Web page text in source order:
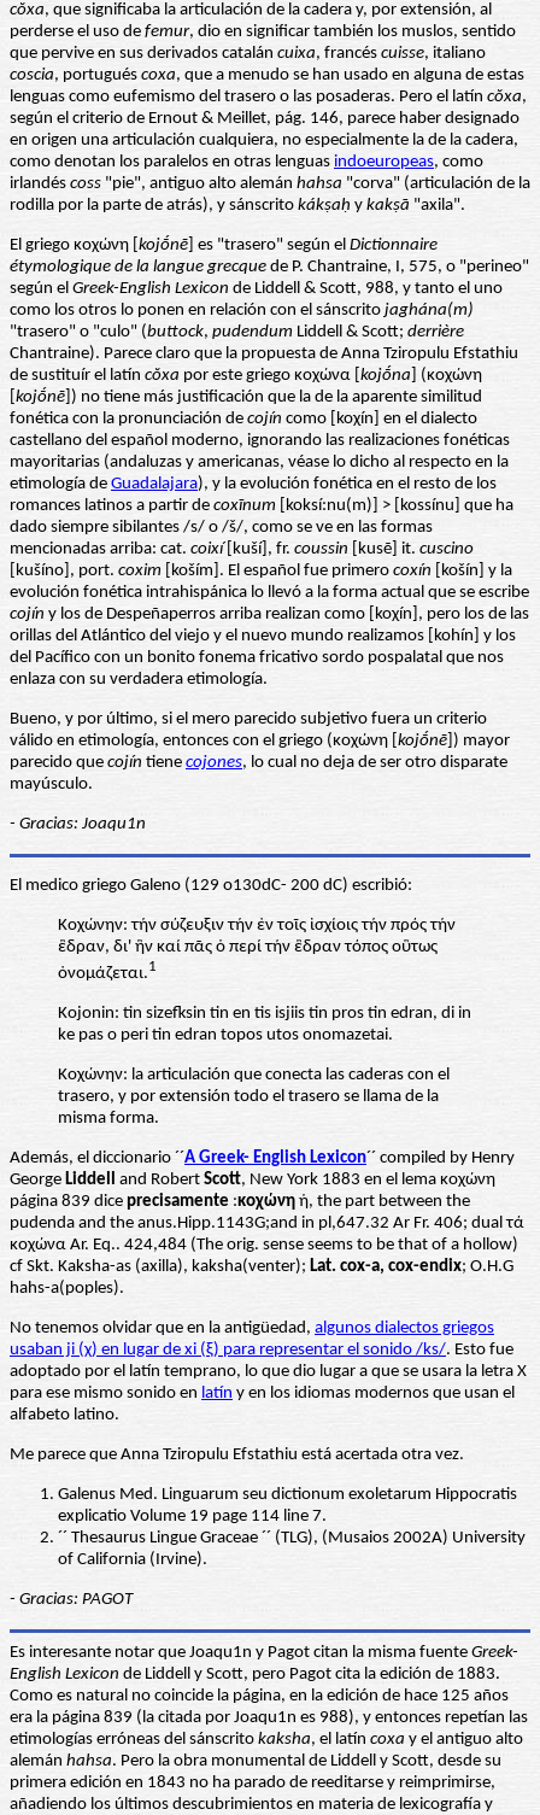
cŏxa, que significaba la articulación de la cadera y, por extensión, al
perderse el uso de femur, dio en significar también los muslos, sentido
que pervive en sus derivados catalán cuixa, francés cuisse, italiano
coscia, portugués coxa, que a menudo se han usado en alguna de estas
lenguas como eufemismo del trasero o las posaderas. Pero el latín cŏxa,
según el criterio de Ernout & Meillet, pág. 146, parece haber designado
en origen una articulación cualquiera, no especialmente la de la cadera,
como denotan los paralelos en otras lenguas indoeuropeas, como
irlandés coss "pie", antiguo alto alemán hahsa "corva" (articulación de la
rodilla por la parte de atrás), y sánscrito kákṣaḥ y kakṣā "axila".
El griego κοχώνη [ kojṓnē ] es "trasero" según el Dictionnaire
étymologique de la langue grecque de P. Chantraine, I, 575, o "perineo"
según el Greek-English Lexicon de Liddell & Scott, 988, y tanto el uno
como los otros lo ponen en relación con el sánscrito jaghána(m)
"trasero" o "culo" (buttock, pudendum Liddell & Scott; derrière
Chantraine). Parece claro que la propuesta de Anna Tziropulu Efstathiu
de sustituír el latín cŏxa por este griego κοχώνα [ kojṓna ] (κοχώνη
kojṓnē ]) no tiene más justificación que la de la aparente similitud
fonética con la pronunciación de cojín como [koχín] en el dialecto
castellano del español moderno, ignorando las realizaciones fonéticas
mayoritarias (andaluzas y americanas, véase lo dicho al respecto en la
etimología de Guadalajara), y la evolución fonética en el resto de los
romances latinos a partir de coxīnum [koksí:nu(m)] > [kossínu] que ha
dado siempre sibilantes /s/ o /š/, como se ve en las formas
mencionadas arriba: cat. coixí[kuší], fr. coussin [kusẽ] it. cuscino
[kušíno], port. coxim [koším]. El español fue primero coxín [košín] y la
evolución fonética intrahispánica lo llevó a la forma actual que se escribe
cojín y los de Despeñaperros arriba realizan como [koχín], pero los de las
orillas del Atlántico del viejo y el nuevo mundo realizamos [kohín] y los
del Pacífico con un bonito fonema fricativo sordo pospalatal que nos
enlaza con su verdadera etimología.
Bueno, y por último, si el mero parecido subjetivo fuera un criterio
válido en etimología, entonces con el griego (κοχώνη [ kojṓnē ]) mayor
parecido que cojín tiene cojones, lo cual no deja de ser otro disparate
mayúsculo.
- Gracias: Joaqu1n
El medico griego Galeno (129 o130dC- 200 dC) escribió:
Κοχώνην: τήν σύζευξιν τήν ἐν τοῖς ἰσχίοις τήν πρός τήν
ἓδραν, δι' ἣν καί πᾶς ὁ περί τήν ἓδραν τόπος οὓτως
ὀνομάζεται.1
Kojonin: tin sizefksin tin en tis isjiis tin pros tin edran, di in
ke pas o peri tin edran topos utos onomazetai.
Koχώνην: la articulación que conecta las caderas con el
trasero, y por extensión todo el trasero se llama de la
misma forma.
Además, el diccionario ´´A Greek- English Lexicon´´ compiled by Henry
George Liddell and Robert Scott, New York 1883 en el lema κοχώνη
página 839 dice precisamente :κοχώνη ἡ, the part between the
pudenda and the anus.Hipp.1143G;and in pl,647.32 Ar Fr. 406; dual τά
κοχώνα Ar. Eq.. 424,484 (The orig. sense seems to be that of a hollow)
cf Skt. Kaksha-as (axilla), kaksha(venter); Lat. cox-a, cox-endix; O.H.G
hahs-a(poples).
No tenemos olvidar que en la antigüedad, algunos dialectos griegos
usaban ji (χ) en lugar de xi (ξ) para representar el sonido /ks/. Esto fue
adoptado por el latín temprano, lo que dio lugar a que se usara la letra X
para ese mismo sonido en latín y en los idiomas modernos que usan el
alfabeto latino.
Me parece que Anna Tziropulu Efstathiu está acertada otra vez.
Galenus Med. Linguarum seu dictionum exoletarum Hippocratis
explicatio Volume 19 page 114 line 7.
´´ Thesaurus Lingue Graceae ´´ (TLG), (Musaios 2002A) University
of California (Irvine).
- Gracias: PAGOT
Es interesante notar que Joaqu1n y Pagot citan la misma fuente Greek-
English Lexicon de Liddell y Scott, pero Pagot cita la edición de 1883.
Como es natural no coincide la página, en la edición de hace 125 años
era la página 839 (la citada por Joaqu1n es 988), y entonces repetían las
etimologías erróneas del sánscrito kaksha, el latín coxa y el antiguo alto
alemán hahsa. Pero la obra monumental de Liddell y Scott, desde su
primera edición en 1843 no ha parado de reeditarse y reimprimirse,
añadiendo los últimos descubrimientos en materia de lexicografía y